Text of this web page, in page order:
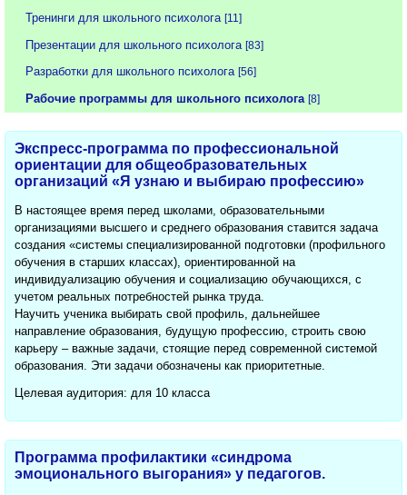
Тренинги для школьного психолога [11]
Презентации для школьного психолога [83]
Разработки для школьного психолога [56]
Рабочие программы для школьного психолога [8]
Экспресс-программа по профессиональной
ориентации для общеобразовательных
организаций «Я узнаю и выбираю профессию»
В настоящее время перед школами, образовательными
организациями высшего и среднего образования ставится задача
создания «системы специализированной подготовки (профильного
обучения в старших классах), ориентированной на
индивидуализацию обучения и социализацию обучающихся, с
учетом реальных потребностей рынка труда.
Научить ученика выбирать свой профиль, дальнейшее
направление образования, будущую профессию, строить свою
карьеру – важные задачи, стоящие перед современной системой
образования. Эти задачи обозначены как приоритетные.
Целевая аудитория: для 10 класса
Программа профилактики «синдрома
эмоционального выгорания» у педагогов.